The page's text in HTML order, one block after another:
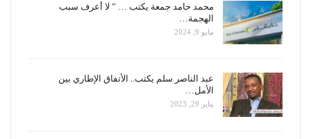
محمد حامد جمعة يكتب … ” لا أعرف سبب
الهجمة…
مايو 9, 2024
عبد الناصر سلم يكتب.. الأتفاق الإطاري بين
الأمل…
يناير 29, 2023